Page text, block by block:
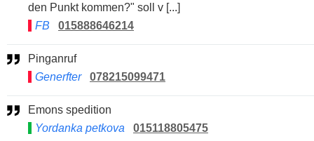
den Punkt kommen?" soll v [...]
FB
015888646214
Pinganruf
Generfter
078215099471
Emons spedition
Yordanka petkova
015118805475